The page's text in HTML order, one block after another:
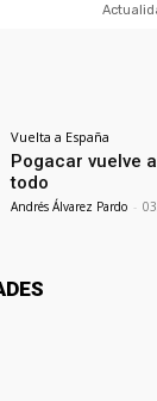
Vuelta a España
Pogacar vuelve
todo
Andrés Álvarez Pardo -